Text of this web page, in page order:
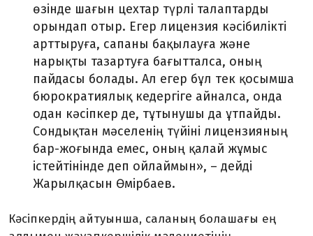
өзінде шағын цехтар түрлі талаптарды
орындап отыр. Егер лицензия кәсібилікті
арттыруға, сапаны бақылауға және
нарықты тазартуға бағытталса, оның
пайдасы болады. Ал егер бұл тек қосымша
бюрократиялық кедергіге айналса, онда
одан кәсіпкер де, тұтынушы да ұтпайды.
Сондықтан мәселенің түйіні лицензияның
бар-жоғында емес, оның қалай жұмыс
істейтінінде деп ойлаймын», – дейді
Жарылқасын Өмірбаев.
Кәсіпкердің айтуынша, саланың болашағы ең